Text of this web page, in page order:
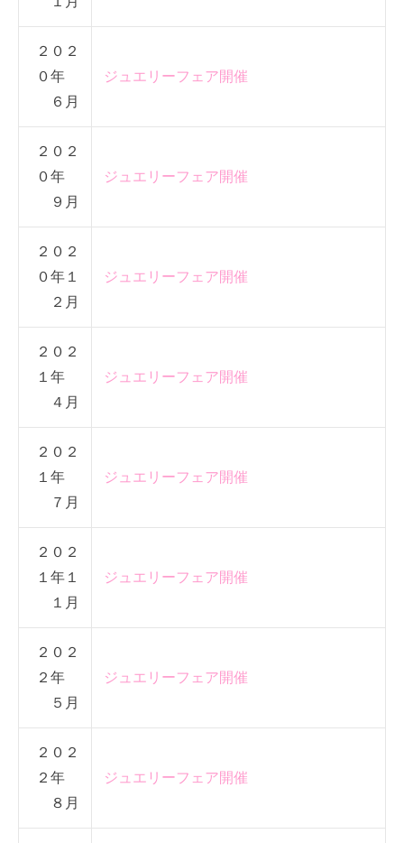
２０２
０年
６月
ジュエリーフェア開催
２０２
０年
９月
ジュエリーフェア開催
２０２
０年１
２月
ジュエリーフェア開催
２０２
１年
４月
ジュエリーフェア開催
２０２
１年
７月
ジュエリーフェア開催
２０２
１年１
１月
ジュエリーフェア開催
２０２
２年
５月
ジュエリーフェア開催
２０２
２年
８月
ジュエリーフェア開催